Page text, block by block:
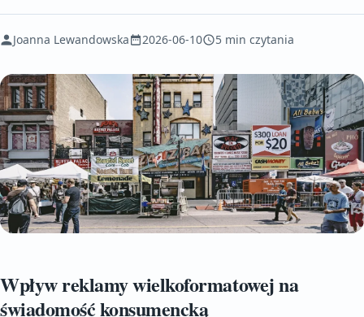
Joanna Lewandowska 2026-06-10 5 min czytania
Wpływ reklamy wielkoformatowej na
świadomość konsumencką